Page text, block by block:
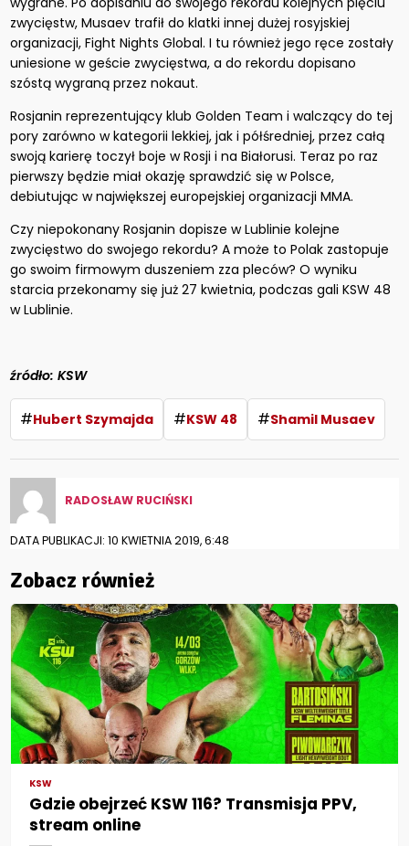
zwycięstw, Musaev trafił do klatki innej dużej rosyjskiej
organizacji, Fight Nights Global. I tu również jego ręce zostały
uniesione w geście zwycięstwa, a do rekordu dopisano
szóstą wygraną przez nokaut.
Rosjanin reprezentujący klub Golden Team i walczący do tej
pory zarówno w kategorii lekkiej, jak i półśredniej, przez całą
swoją karierę toczył boje w Rosji i na Białorusi. Teraz po raz
pierwszy będzie miał okazję sprawdzić się w Polsce,
debiutując w największej europejskiej organizacji MMA.
Czy niepokonany Rosjanin dopisze w Lublinie kolejne
zwycięstwo do swojego rekordu? A może to Polak zastopuje
go swoim firmowym duszeniem zza pleców? O wyniku
starcia przekonamy się już 27 kwietnia, podczas gali KSW 48
w Lublinie.
źródło: KSW
#Hubert Szymajda #KSW 48 #Shamil Musaev
RADOSŁAW RUCIŃSKI
DATA PUBLIKACJI: 10 KWIETNIA 2019, 6:48
Zobacz również
KSW
Gdzie obejrzeć KSW 116? Transmisja PPV,
stream online